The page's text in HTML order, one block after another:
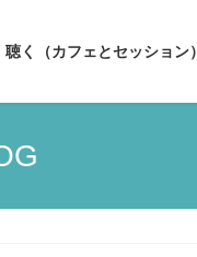
聴く（カフェとセッション）